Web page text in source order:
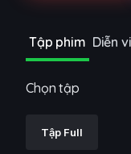
Tập phim Diễn
Chọn tập
Tập Full